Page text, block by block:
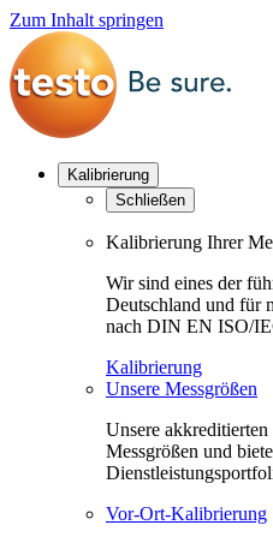
Zum Inhalt springen
Kalibrierung
Schließen
Kalibrierung Ihrer
Wir sind eines der
Deutschland und für
nach DIN EN ISO/
Kalibrierung
Unsere Messgrößen
Unsere
Messgrößen und
Vor-Ort-Kalibrierung